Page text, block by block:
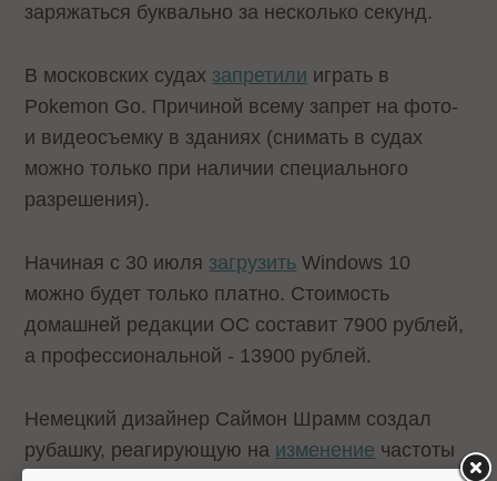
заряжаться буквально за несколько секунд.
В московских судах запретили играть в
Pokemon Go. Причиной всему запрет на фото-
и видеосъемку в зданиях (снимать в судах
можно только при наличии специального
разрешения).
Начиная с 30 июля загрузить Windows 10
можно будет только платно. Стоимость
домашней редакции ОС составит 7900 рублей,
а профессиональной - 13900 рублей.
Немецкий дизайнер Саймон Шрамм создал
рубашку, реагирующую на изменение частоты